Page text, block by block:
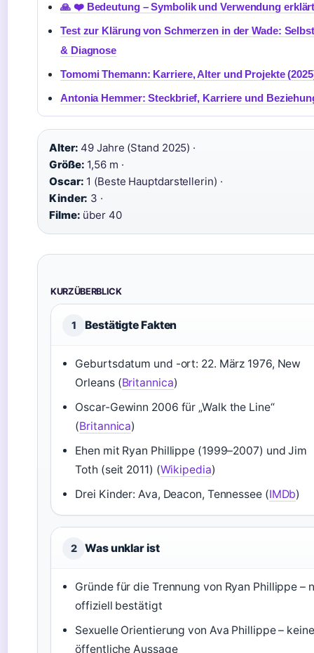
🙏 ❤️ Bedeutung – Symbolik und Verwendung
Test zur Klärung von Schmerzen in der Wade:
& Diagnose
Tomomi Themann: Karriere, Alter und Projekte
Antonia Hemmer: Steckbrief, Karriere und
Alter: 49 Jahre (Stand 2025) ·
Größe: 1,56 m ·
Oscar: 1 (Beste Hauptdarstellerin) ·
Kinder: 3 ·
Filme: über 40
KURZÜBERBLICK
1 Bestätigte Fakten
Geburtsdatum und -ort: 22. März 1976, New
Orleans (Britannica)
Oscar-Gewinn 2006 für „Walk the Line“
(Britannica)
Ehen mit Ryan Phillippe (1999–2007) und Jim
Toth (seit 2011) (Wikipedia)
Drei Kinder: Ava, Deacon, Tennessee (IMDb)
2 Was unklar ist
Gründe für die Trennung von Ryan Phillippe –
offiziell bestätigt
Sexuelle Orientierung von Ava Phillippe – keine
öffentliche Aussage